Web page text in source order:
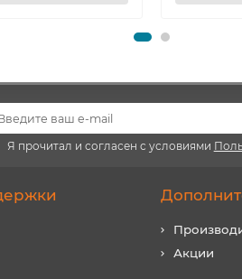
Я прочитал и согласен с условиями
Акции